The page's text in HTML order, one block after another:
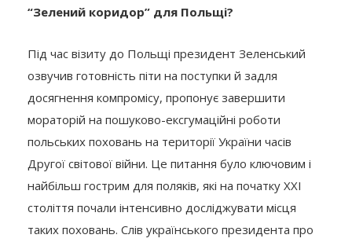
“Зелений коридор” для Польщі?
Під час візиту до Польщі президент Зеленський
озвучив готовність піти на поступки й задля
досягнення компромісу, пропонує завершити
мораторій на пошуково-ексгумаційні роботи
польських поховань на території України часів
Другої світової війни. Це питання було ключовим і
найбільш гострим для поляків, які на початку ХХІ
століття почали інтенсивно досліджувати місця
таких поховань. Слів українського президента про